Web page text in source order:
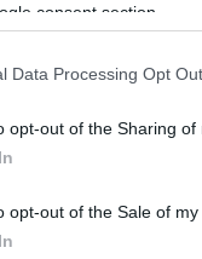
consent section.
Data Processing Opt
opt-out of the Sharing of
opt-out of the Sale of my
κόσμου και...